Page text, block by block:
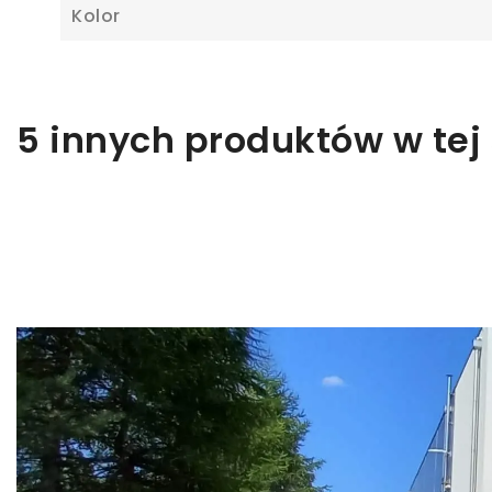
Kolor
5 innych produktów w